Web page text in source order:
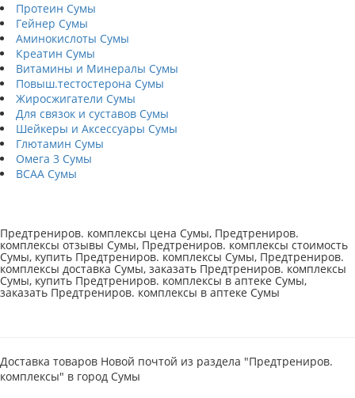
Протеин Сумы
Гейнер Сумы
Аминокислоты Сумы
Креатин Сумы
Витамины и Минералы Сумы
Повыш.тестостерона Сумы
Жиросжигатели Сумы
Для связок и суставов Сумы
Шейкеры и Аксессуары Сумы
Глютамин Сумы
Омега 3 Сумы
BCAA Сумы
Предтрениров. комплексы цена Сумы, Предтрениров.
комплексы отзывы Сумы, Предтрениров. комплексы стоимость
Сумы, купить Предтрениров. комплексы Сумы, Предтрениров.
комплексы доставка Сумы, заказать Предтрениров. комплексы
Сумы, купить Предтрениров. комплексы в аптеке Сумы,
заказать Предтрениров. комплексы в аптеке Сумы
Доставка товаров Новой почтой из раздела "Предтрениров.
комплексы" в город Сумы